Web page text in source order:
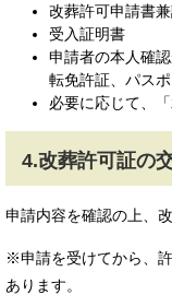
改葬許可申請書
受入証明書
申請者の本人確
転免許証、パス
必要に応じて、
4.改葬許可証の
申請内容を確認の上、
※申請を受けてから、
あります。